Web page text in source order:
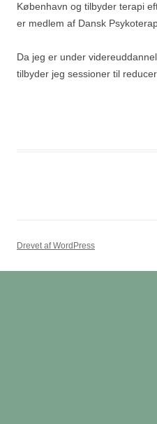
København og tilbyder terapi
er medlem af Dansk
Da jeg er under
tilbyder jeg sessioner til
Drevet af WordPress